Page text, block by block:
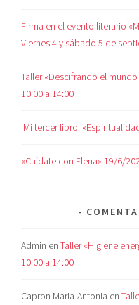
Firma en el evento literario
Viernes 4 y sábado 5 de
Taller «Descifrando el
10:00 a 14:00
¡Mi tercer libro:
«Cuídate con Elena» 19/6/
Admin enTaller «Higiene
10:00 a 14:00
Capron Maria-Antonia en